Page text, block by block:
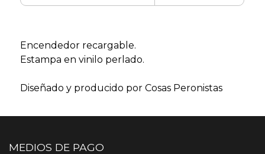
Encendedor recargable.
Estampa en vinilo perlado.
Diseñado y producido por Cosas Peronistas
MEDIOS DE PAGO